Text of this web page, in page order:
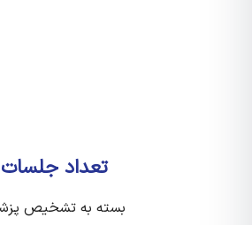
تعداد جلسات
بسته به تشخیص پزشک